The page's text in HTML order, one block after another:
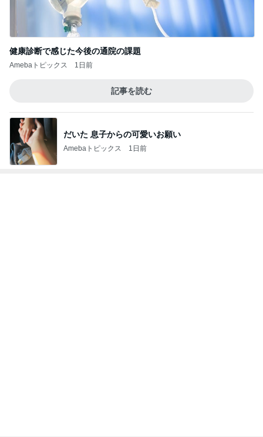
健康診断で感じた今後の通院の課題
Amebaトピックス 1日前
記事を読む
だいた 息子からの可愛いお願い
Amebaトピックス 1日前